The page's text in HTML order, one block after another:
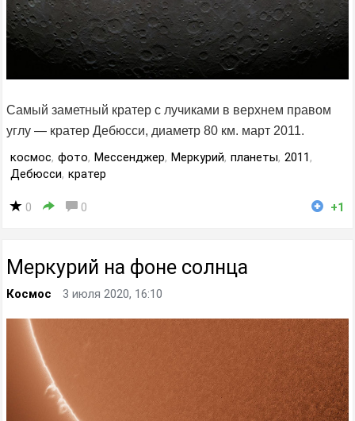
Самый заметный кратер с лучиками в верхнем правом
углу — кратер Дебюсси, диаметр 80 км. март 2011.
космос, фото, Мессенджер, Меркурий, планеты, 2011,
Дебюсси, кратер
0 0 +1
Меркурий на фоне солнца
Космос 3 июля 2020, 16:10